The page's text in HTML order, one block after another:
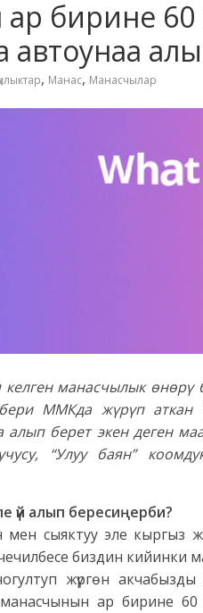
бирине 60
, Манас, Манасчылар
манасчылык
ММКда жүрүп аткан
алып берет экен деген
“Улуу баян”
үй алып бересиңерби?
мен сыяктуу эле кыргыз
биздин кийинки
жүргөн
ар бирине